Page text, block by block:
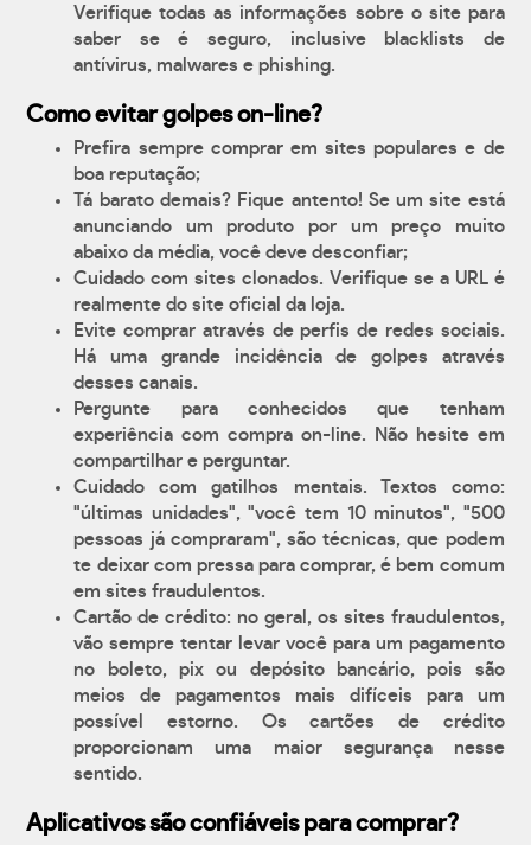
Verifique todas as informações sobre o site para
saber se é seguro, inclusive blacklists de
antívirus, malwares e phishing.
Como evitar golpes on-line?
Prefira sempre comprar em sites populares e de
boa reputação;
Tá barato demais? Fique antento! Se um site está
anunciando um produto por um preço muito
abaixo da média, você deve desconfiar;
Cuidado com sites clonados. Verifique se a URL é
realmente do site oficial da loja.
Evite comprar através de perfis de redes sociais.
Há uma grande incidência de golpes através
desses canais.
Pergunte para conhecidos que tenham
experiência com compra on-line. Não hesite em
compartilhar e perguntar.
Cuidado com gatilhos mentais. Textos como:
"últimas unidades", "você tem 10 minutos", "500
pessoas já compraram", são técnicas, que podem
te deixar com pressa para comprar, é bem comum
em sites fraudulentos.
Cartão de crédito: no geral, os sites fraudulentos,
vão sempre tentar levar você para um pagamento
no boleto, pix ou depósito bancário, pois são
meios de pagamentos mais difíceis para um
possível estorno. Os cartões de crédito
proporcionam uma maior segurança nesse
sentido.
Aplicativos são confiáveis para comprar?